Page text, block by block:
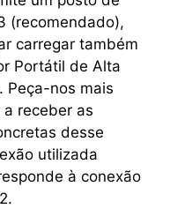
(recomendado),
carregar também
Portátil de Alta
. Peça-nos mais
receber as
desse
utilizada
à conexão